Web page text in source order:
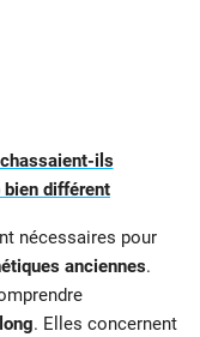
ils
bien différent
nécessaires pour
anciennes.
. Elles concernent